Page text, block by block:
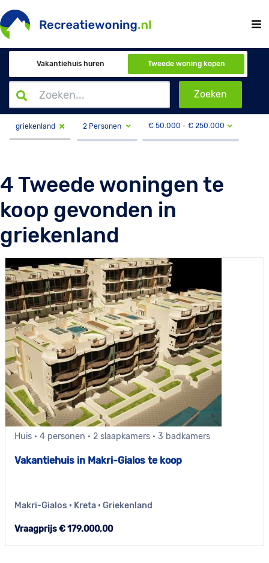
Vakantiehuis huren Tweede woning kopen
Zoeken
griekenland 2 Personen € 50.000 - € 250.000
4 Tweede woningen te
koop gevonden in
griekenland
Huis · 4 personen · 2 slaapkamers · 3 badkamers
Vakantiehuis in Makri-Gialos te koop
Makri-Gialos · Kreta · Griekenland
Vraagprijs € 179.000,00